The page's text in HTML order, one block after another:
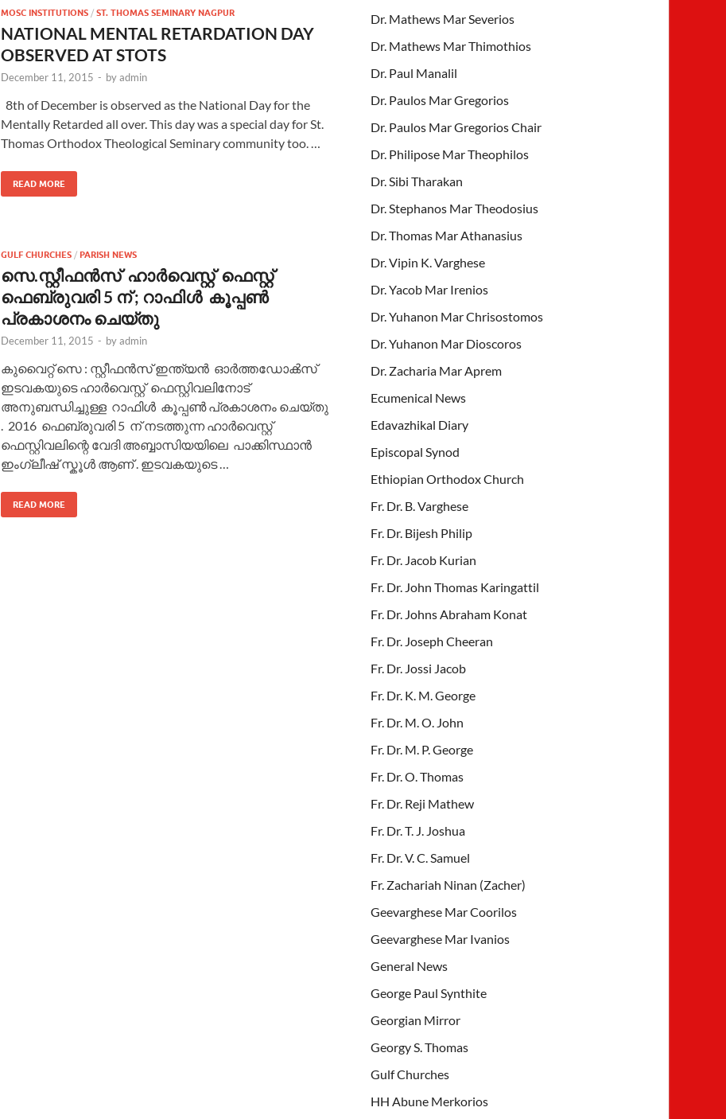
MOSC INSTITUTIONS / ST. THOMAS SEMINARY NAGPUR
NATIONAL MENTAL RETARDATION DAY
OBSERVED AT STOTS
December 11, 2015 - byadmin
8th of December is observed as the National Day for the
Mentally Retarded all over. This day was a special day for St.
Thomas Orthodox Theological Seminary community too. …
READ MORE
GULF CHURCHES / PARISH NEWS
സെ.സ്റ്റീഫൻസ് ഹാർവെസ്റ്റ് ഫെസ്റ്റ്
ഫെബ്രുവരി 5 ന് ; റാഫിൾ കൂപ്പണ്‍
പ്രകാശനം ചെയ്തു
December 11, 2015 - byadmin
കുവൈറ്റ്‌ സെ : സ്റ്റീഫൻസ് ഇന്ത്യൻ ഓർത്തഡോൿസ്‌
ഇടവകയുടെ ഹാർവെസ്റ്റ് ഫെസ്റ്റിവലിനോട്‌
അനുബന്ധിച്ചുള്ള റാഫിൾ കൂപ്പണ്‍ പ്രകാശനം ചെയ്തു
. 2016 ഫെബ്രുവരി 5 ന് നടത്തുന്ന ഹാർവെസ്റ്റ്
ഫെസ്റ്റിവലിന്റെ വേദി അബ്ബാസിയയിലെ പാക്കിസ്ഥാൻ
ഇംഗ്ലീഷ് സ്കൂൾ ആണ് . ഇടവകയുടെ …
READ MORE
Dr. Mathews Mar Severios
Dr. Mathews Mar Thimothios
Dr. Paul Manalil
Dr. Paulos Mar Gregorios
Dr. Paulos Mar Gregorios Chair
Dr. Philipose Mar Theophilos
Dr. Sibi Tharakan
Dr. Stephanos Mar Theodosius
Dr. Thomas Mar Athanasius
Dr. Vipin K. Varghese
Dr. Yacob Mar Irenios
Dr. Yuhanon Mar Chrisostomos
Dr. Yuhanon Mar Dioscoros
Dr. Zacharia Mar Aprem
Ecumenical News
Edavazhikal Diary
Episcopal Synod
Ethiopian Orthodox Church
Fr. Dr. B. Varghese
Fr. Dr. Bijesh Philip
Fr. Dr. Jacob Kurian
Fr. Dr. John Thomas Karingattil
Fr. Dr. Johns Abraham Konat
Fr. Dr. Joseph Cheeran
Fr. Dr. Jossi Jacob
Fr. Dr. K. M. George
Fr. Dr. M. O. John
Fr. Dr. M. P. George
Fr. Dr. O. Thomas
Fr. Dr. Reji Mathew
Fr. Dr. T. J. Joshua
Fr. Dr. V. C. Samuel
Fr. Zachariah Ninan (Zacher)
Geevarghese Mar Coorilos
Geevarghese Mar Ivanios
General News
George Paul Synthite
Georgian Mirror
Georgy S. Thomas
Gulf Churches
HH Abune Merkorios